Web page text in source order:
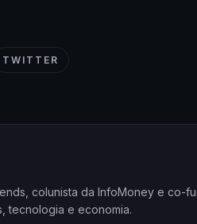
TWITTER
colunista da InfoMoney e co-
tecnologia e economia.